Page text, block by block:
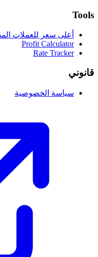
Tools
أعلى سعر للعملات
Profit Calculator
Rate Tracker
قانوني
سياسة الخصوصية